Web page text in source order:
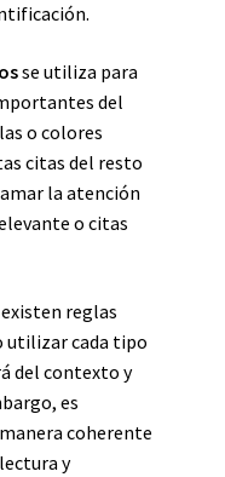
se utiliza para
del
o colores
citas del resto
la atención
o citas
reglas
utilizar cada tipo
del contexto y
es
coherente
y